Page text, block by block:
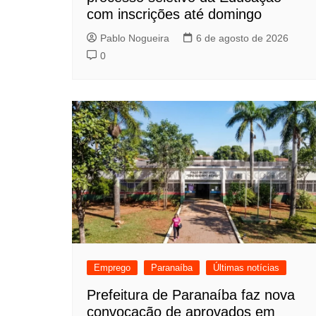
com inscrições até domingo
Pablo Nogueira
6 de agosto de 2026
0
Emprego Paranaíba Últimas notícias
Prefeitura de Paranaíba faz nova
convocação de aprovados em